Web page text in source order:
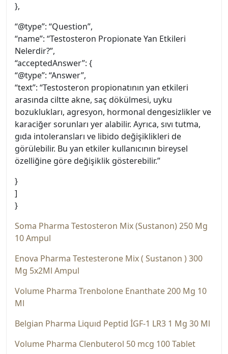
},
“@type”: “Question”,
“name”: “Testosteron Propionate Yan Etkileri
Nelerdir?”,
“acceptedAnswer”: {
“@type”: “Answer”,
“text”: “Testosteron propionatının yan etkileri
arasında ciltte akne, saç dökülmesi, uyku
bozuklukları, agresyon, hormonal dengesizlikler ve
karaciğer sorunları yer alabilir. Ayrıca, sıvı tutma,
gıda intoleransları ve libido değişiklikleri de
görülebilir. Bu yan etkiler kullanıcının bireysel
özelliğine göre değişiklik gösterebilir.”
}
]
}
Soma Pharma Testosteron Mix (Sustanon) 250 Mg
10 Ampul
Enova Pharma Testesterone Mi̇x ( Sustanon ) 300
Mg 5x2Ml Ampul
Volume Pharma Trenbolone Enanthate 200 Mg 10
Ml
Belgian Pharma Liquıd Peptid İGF-1 LR3 1 Mg 30 Ml
Volume Pharma Clenbuterol 50 mcg 100 Tablet